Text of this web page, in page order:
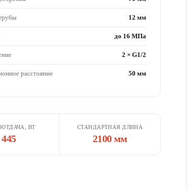
12 мм
до 16 МПа
2 × G1/2
расстояние 50 мм
ВТ
445
СТАНДАРТНАЯ ДЛИНА
2100 мм